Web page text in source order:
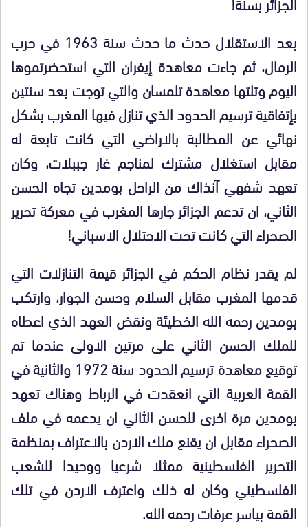
بعد الاستقلال حدث ما حدث سنة 1963 في حرب
الرمال، ثم جاءت معاهدة إيفران التي استحضرتموها
اليوم وتلتها معاهدة تلمسان والتي توجت بعد سنتين
بإتفاقية ترسيم الحدود الذي تنازل فيها المغرب بشكل
نهائي عن المطالبة بالاراضي التي كانت تابعة له
مقابل استغلال مشترك لمناجم غار جببلات، وكان
تعهد شفهي آنذاك من الراحل بومدين تجاه الحسن
الثاني، ان تدعم الجزائر جارها المغرب في معركة تحرير
الصحراء التي كانت تحت الاحتلال الاسباني!
لم يقدر نظام الحكم في الجزائر قيمة التنازلات التي
قدمها المغرب مقابل السلام وحسن الجوار، وارتكب
بومدين رحمه الله الخطيئة ونقض العهد الذي اعطاه
للملك الحسن الثاني على مرتين الاولى عندما تم
توقيع معاهدة ترسيم الحدود سنة 1972 والثانية في
القمة العربية التي انعقدت في الرباط وهناك تعهد
بومدين مرة اخرى للحسن الثاني ان يدعمه في ملف
الصحراء مقابل ان يقنع ملك الاردن بالاعتراف بمنظمة
التحرير الفلسطينية ممثلا شرعيا ووحيدا للشعب
الفلسطيني وكان له ذلك واعترف الاردن في تلك
القمة بياسر عرفات رحمه الله.